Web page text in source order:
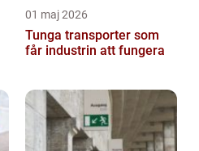
01 maj 2026
Tunga transporter som
får industrin att fungera